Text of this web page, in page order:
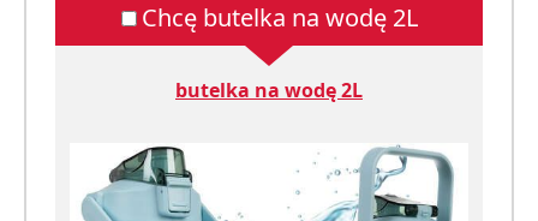
Chcę butelka na wodę 2L
butelka na wodę 2L